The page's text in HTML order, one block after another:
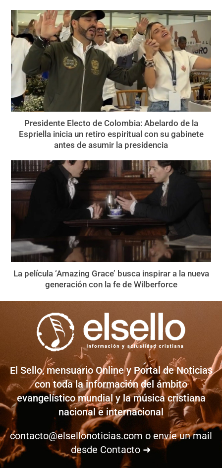
Presidente Electo de Colombia: Abelardo de la
Espriella inicia un retiro espiritual con su gabinete
antes de asumir la presidencia
La película ‘Amazing Grace’ busca inspirar a la nueva
generación con la fe de Wilberforce
El Sello, mensuario Online y Portal de Noticias
con toda la información del ámbito
evangelístico mundial y la música cristiana
nacional e internacional
contacto@elsellonoticias.com o envíe un mail
desde Contacto ➜